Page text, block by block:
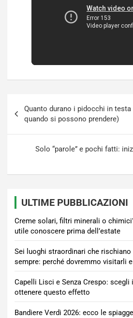
articoli
Quanto durano i pidocchi in
quando si possono prendere)
Solo “parole” e pochi fatti:
ULTIME PUBBLICAZIONI
Creme solari, filtri minerali o
utile conoscere prima dell’estate
Sei luoghi straordinari che rischiano
sempre: perché dovremmo visitarli
Capelli Lisci e Senza Crespo:
ottenere questo effetto
Bandiere Verdi 2026: ecco le